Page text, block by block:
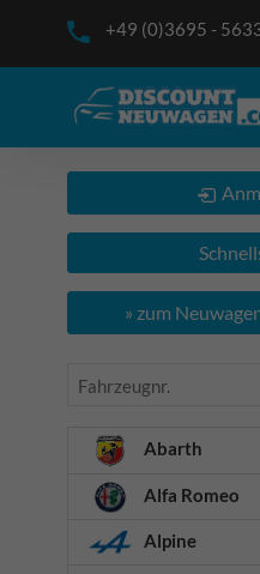
+49 (0)3695 -
» zum
Fahrzeugnr.
Abarth
Alfa Romeo
Alpine